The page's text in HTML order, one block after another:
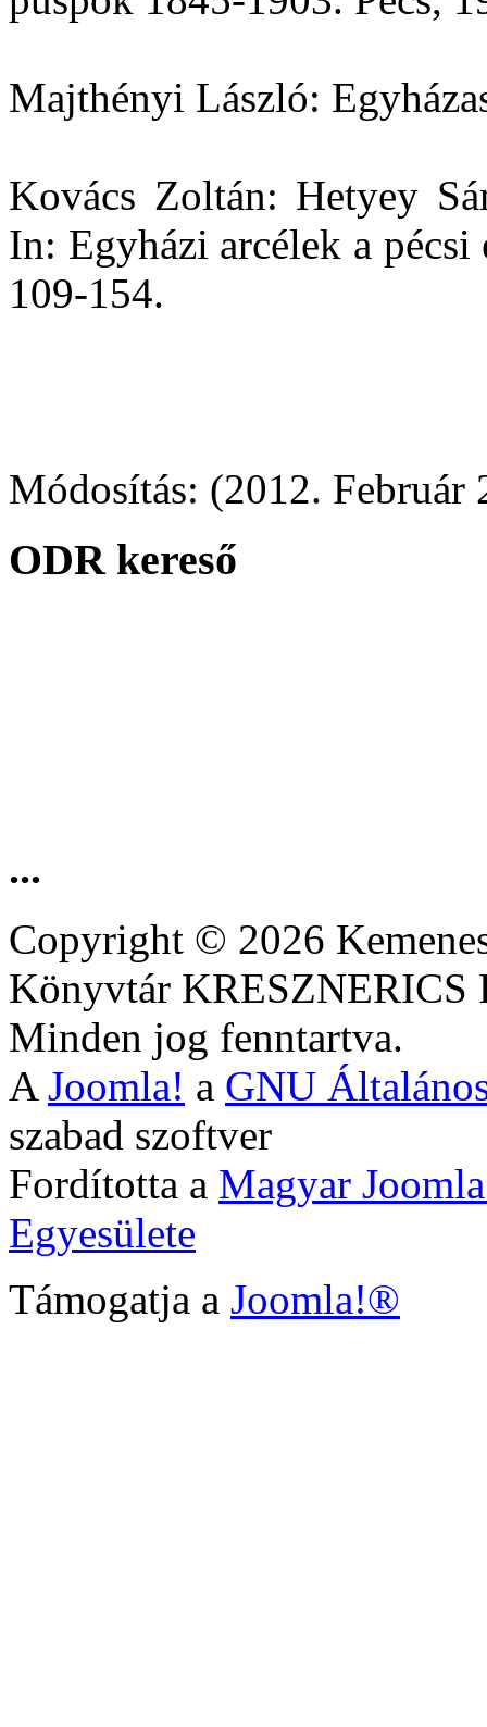
Majthényi László:
Kovács Zoltán: Hetyey
In: Egyházi arcélek a pécsi
109-154.
Módosítás: (2012. Február
ODR kereső
...
Copyright © 2026
Könyvtár
Minden jog fenntartva.
A Joomla! a GNU
szabad szoftver
Fordította a Magyar
Egyesülete
Támogatja a Joomla!®